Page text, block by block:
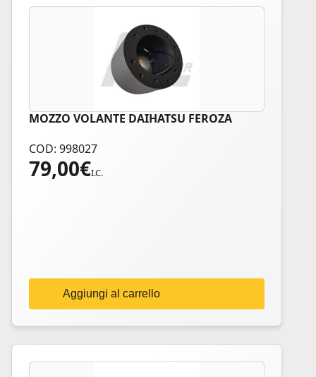
MOZZO VOLANTE DAIHATSU FEROZA
COD: 998027
79,00€I.C.
Aggiungi al carrello